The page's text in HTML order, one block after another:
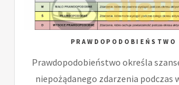
Prawdopodobieństwo określa
niepożądanego zdarzenia podczas